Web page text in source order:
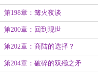
第198章：篝火夜谈
第200章：回到现世
第202章：商陆的选择？
第204章：破碎的双殛之矛